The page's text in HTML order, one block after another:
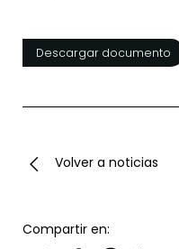
Descargar documento
Volver a noticias
Compartir en: